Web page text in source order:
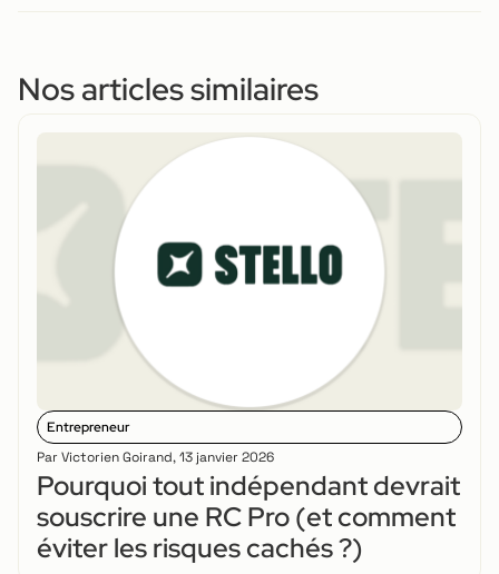
Nos articles similaires
Entrepreneur
Par Victorien Goirand,13 janvier 2026
Pourquoi tout indépendant devrait
souscrire une RC Pro (et comment
éviter les risques cachés ?)